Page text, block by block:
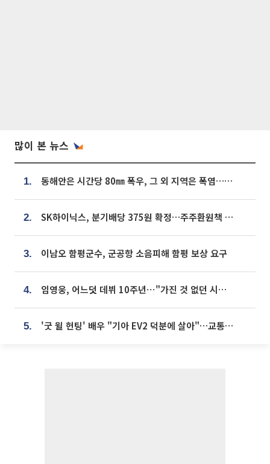
많이 본 뉴스
1. 동해안은 시간당 80㎜ 폭우, 그 외 지역은 폭염…‘극과 극 날씨’
2. SK하이닉스, 분기배당 375원 확정…주주환원책 9월로 앞당겨 발표
3. 이남오 함평군수, 군공항 소음피해 함평 보상 요구
4. 임영웅, 어느덧 데뷔 10주년⋯"가진 것 없던 시절, 내 앞엔 20명의 팬뿐"
5. '굿 윌 헌팅' 배우 "기아 EV2 덕분에 살아"…교통사고 후 안전성 극찬